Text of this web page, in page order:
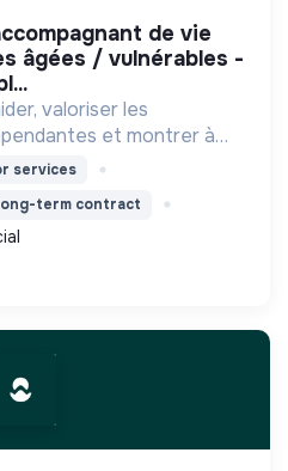
âgées / vulnérables -
valoriser les
et montrer à
soit l'âge, l'état de
services
term contract